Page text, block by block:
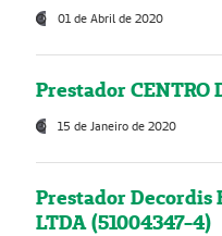
01 de Abril de 2020
Prestador CENTRO
15 de Janeiro de 2020
Prestador Decordis
LTDA (51004347-4)